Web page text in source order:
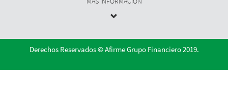
Derechos Reservados © Afirme Grupo Financiero 2019.